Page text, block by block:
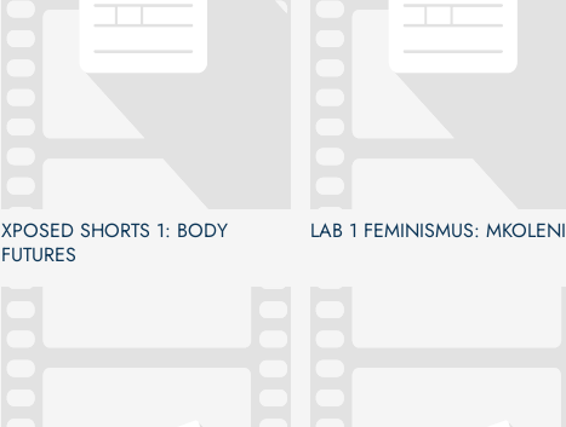
XPOSED SHORTS 1: BODY
FUTURES
LAB 1 FEMINISMUS: MKOLENI